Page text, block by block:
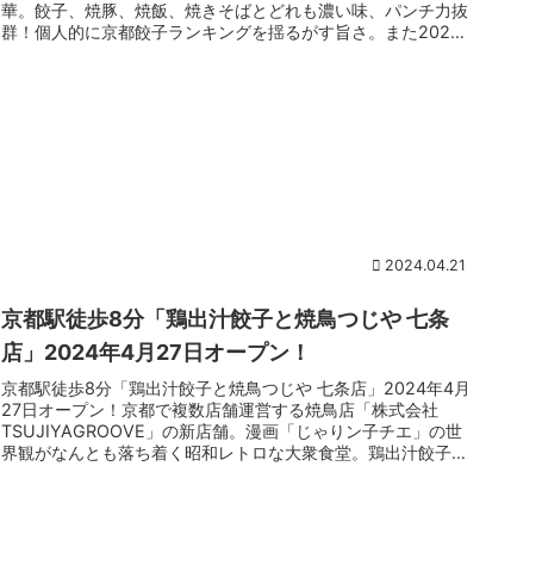
華。餃子、焼豚、焼飯、焼きそばとどれも濃い味、パンチ力抜
群！個人的に京都餃子ランキングを揺るがす旨さ。また2025
2024.04.21
京都駅徒歩8分「鶏出汁餃子と焼鳥つじや 七条
店」2024年4月27日オープン！
京都駅徒歩8分「鶏出汁餃子と焼鳥つじや 七条店」2024年4月
27日オープン！京都で複数店舗運営する焼鳥店「株式会社
TSUJIYAGROOVE」の新店舗。漫画「じゃりン子チエ」の世
界観がなんとも落ち着く昭和レトロな大衆食堂。鶏出汁餃子と